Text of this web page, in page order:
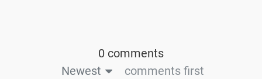
0 comments
Newest
comments first